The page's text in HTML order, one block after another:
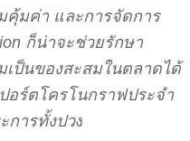
คุ้มค่า และการจัดการ
ก็น่าจะช่วยรักษา
ป็นของสะสมในตลาดได้
อร์ตโครโนกราฟประจำ
การทั้งปวง